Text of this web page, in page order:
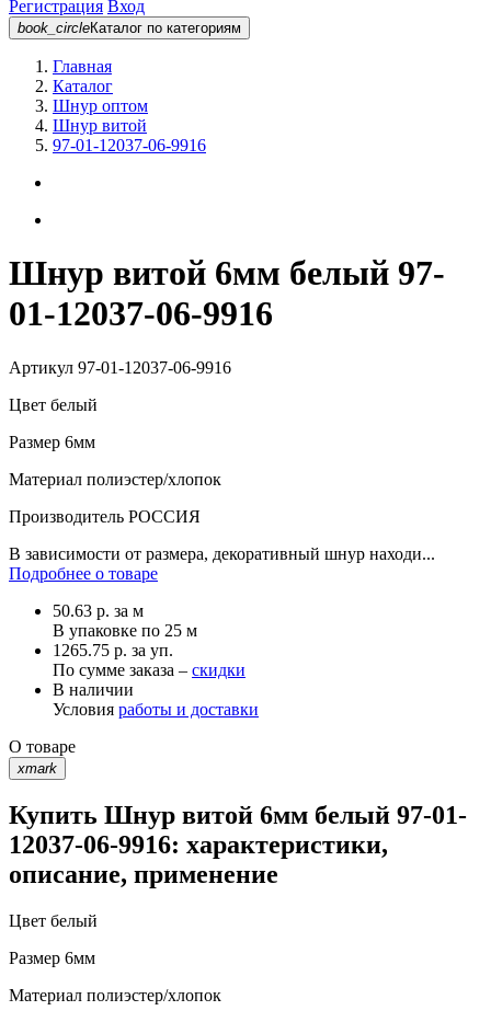
Регистрация Вход
book_circleКаталог по категориям
Главная
Каталог
Шнур оптом
Шнур витой
97-01-12037-06-9916
Шнур витой 6мм белый 97-
01-12037-06-9916
Артикул 97-01-12037-06-9916
Цвет белый
Размер 6мм
Материал полиэстер/хлопок
Производитель РОССИЯ
В зависимости от размера, декоративный шнур находи...
Подробнее о товаре
50.63 р. за м
В упаковке по 25 м
1265.75 р. за уп.
По сумме заказа – скидки
В наличии
Условия работы и доставки
О товаре
xmark
Купить Шнур витой 6мм белый 97-01-
12037-06-9916: характеристики,
описание, применение
Цвет белый
Размер 6мм
Материал полиэстер/хлопок